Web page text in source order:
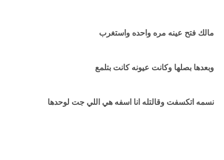
مالك فتح عينه مره واحده واستغرب
وبعدها بصلها وكانت عيونه كانت بتلمع
نسمه اتكسفت وقالتله انا اسفه هي اللي جت لوحدها